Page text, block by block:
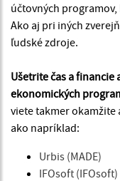
účtovných
Ako aj pri iných
ľudské zdroje.
Ušetrite čas a
ekonomických
viete takmer okamžite
ako napríklad:
Urbis (MADE)
IFOsoft (IFOsoft)